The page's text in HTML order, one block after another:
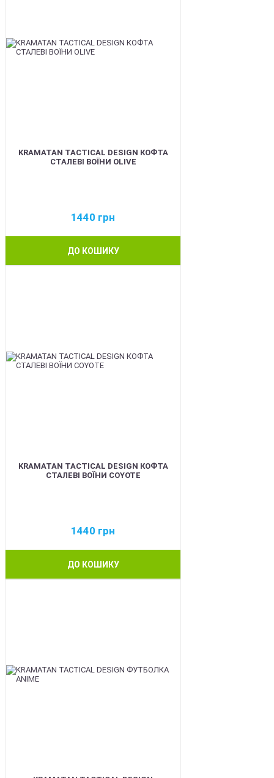
KRAMATAN TACTICAL DESIGN КОФТА
СТАЛЕВІ ВОЇНИ OLIVE
1440 грн
ДО КОШИКУ
KRAMATAN TACTICAL DESIGN КОФТА
СТАЛЕВІ ВОЇНИ COYOTE
1440 грн
ДО КОШИКУ